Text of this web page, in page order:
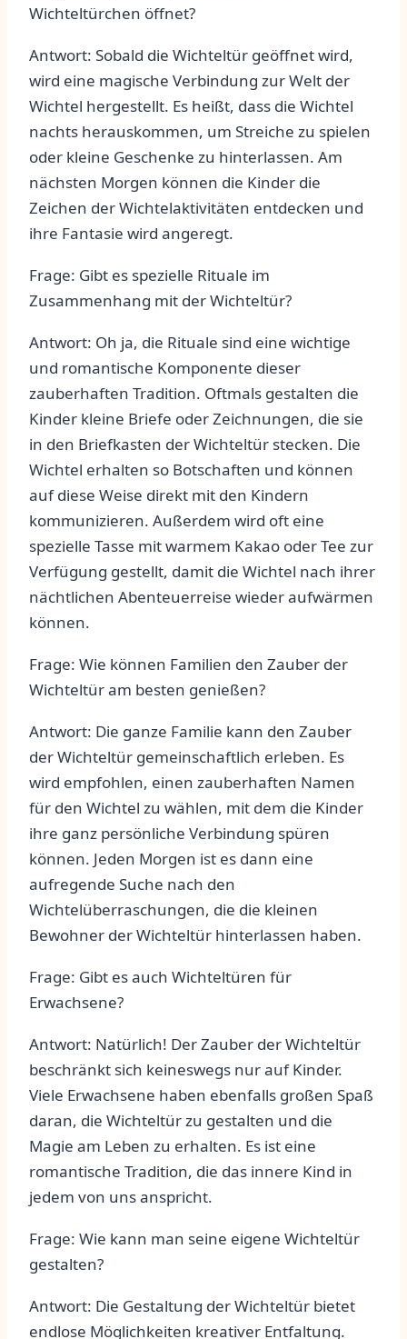
Wichteltürchen⁤ öffnet?
Antwort:⁢ Sobald die‌ Wichteltür geöffnet wird,
wird eine ⁢magische ‍Verbindung zur ⁣Welt ‌der
Wichtel⁣ hergestellt. Es heißt, ⁣dass ‌die Wichtel
⁢nachts herauskommen, ⁤um Streiche zu spielen⁢
oder kleine Geschenke‌ zu hinterlassen. Am
‍nächsten Morgen ⁤können die Kinder die
Zeichen der Wichtelaktivitäten entdecken und
ihre Fantasie ​wird angeregt.
Frage: Gibt ⁣es ⁢spezielle Rituale im⁢
Zusammenhang mit der Wichteltür?
Antwort: Oh ja,⁤ die Rituale sind eine wichtige
und romantische Komponente dieser
zauberhaften Tradition. ⁣Oftmals‌ gestalten die⁣
Kinder kleine Briefe oder Zeichnungen, die sie
in den Briefkasten der Wichteltür⁤ stecken. Die
Wichtel erhalten so Botschaften und können‌
auf diese Weise ​direkt⁤ mit den Kindern
kommunizieren. Außerdem wird oft eine
⁤spezielle Tasse mit warmem Kakao oder ‌Tee zur
Verfügung ​gestellt, ‍damit ⁢die Wichtel nach ihrer
nächtlichen Abenteuerreise wieder aufwärmen
können.
Frage:⁤ Wie​ können Familien den⁤ Zauber der
Wichteltür am besten genießen?
Antwort: Die​ ganze ‌Familie⁤ kann den ⁢Zauber
der ⁤Wichteltür‌ gemeinschaftlich‌ erleben. Es
wird empfohlen, einen zauberhaften Namen
‍für den⁣ Wichtel ‌zu wählen,⁢ mit ⁢dem ⁣die​ Kinder
ihre ganz persönliche⁢ Verbindung spüren
⁣können.⁤ Jeden Morgen ⁤ist es ⁤dann eine
aufregende ⁣Suche ‌nach den
Wichtelüberraschungen, die die kleinen
Bewohner der Wichteltür hinterlassen haben.
Frage: ‌Gibt es auch Wichteltüren für
Erwachsene?
Antwort: Natürlich! ⁤Der Zauber der Wichteltür
⁢beschränkt sich keineswegs nur auf Kinder.
Viele⁤ Erwachsene haben​ ebenfalls großen Spaß
⁤daran, die⁤ Wichteltür ‍zu ⁤gestalten und die
Magie ⁢am Leben zu erhalten.​ Es ist‌ eine
romantische Tradition, die das ⁢innere Kind ⁣in
jedem von ⁤uns‍ anspricht.
Frage: Wie ‌kann man seine eigene ⁣Wichteltür
gestalten?
Antwort: Die Gestaltung der Wichteltür bietet
endlose Möglichkeiten kreativer Entfaltung.